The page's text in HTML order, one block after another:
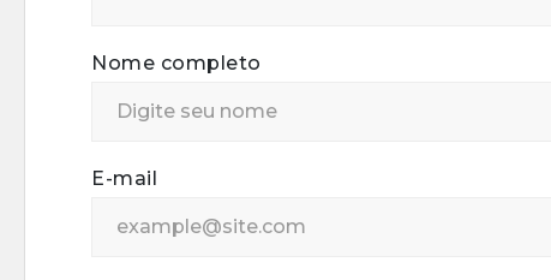
Nome completo
E-mail